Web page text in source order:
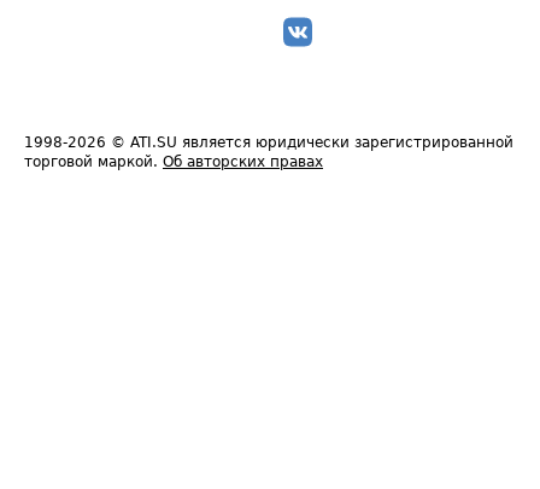
1998-2026 © ATI.SU является юридически зарегистрированной
торговой маркой. Об авторских правах